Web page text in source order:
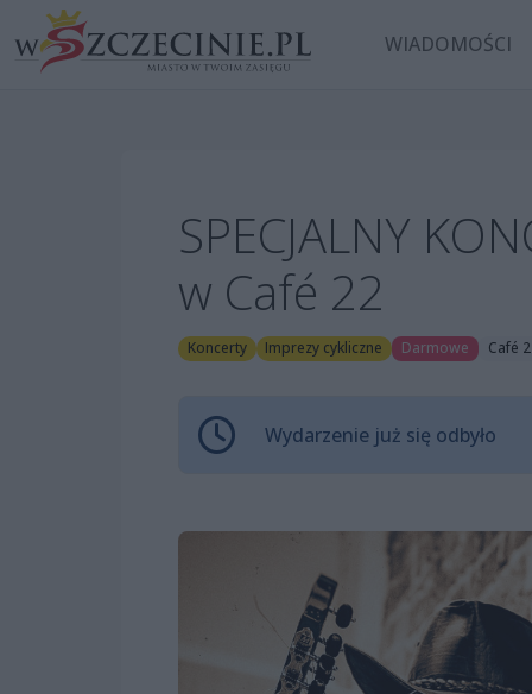
WIADOMOŚCI
SPECJALNY
w Café 22
Koncerty Imprezy cykliczne Darmowe Café
Wydarzenie już się odbyło